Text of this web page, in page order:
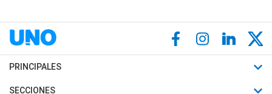
PRINCIPALES
Últimas Noticias
SECCIONES